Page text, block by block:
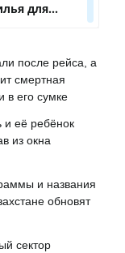
после рейса, а
смертная
в его сумке
и её ребёнок
из окна
и названия
обновят
сектор